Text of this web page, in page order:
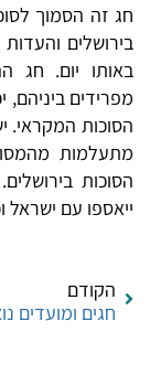
חג זה הסמוך
בירושלים
באותו יום. חג
מפרידים ביניהם,
הסוכות המקראי.
מתעלמות
הסוכות
ייאספו עם ישראל
הקודם